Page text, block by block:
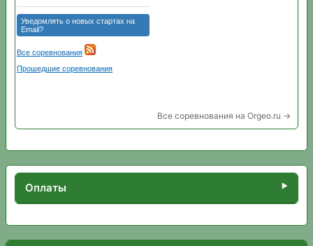
Все соревнования на Orgeo.ru →
Оплаты